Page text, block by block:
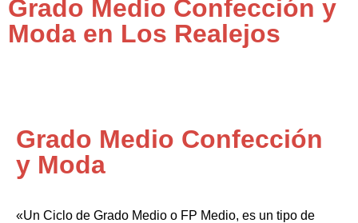
Grado Medio Confección y
Moda en Los Realejos
Grado Medio Confección
y Moda
«Un Ciclo de Grado Medio o FP Medio, es un tipo de